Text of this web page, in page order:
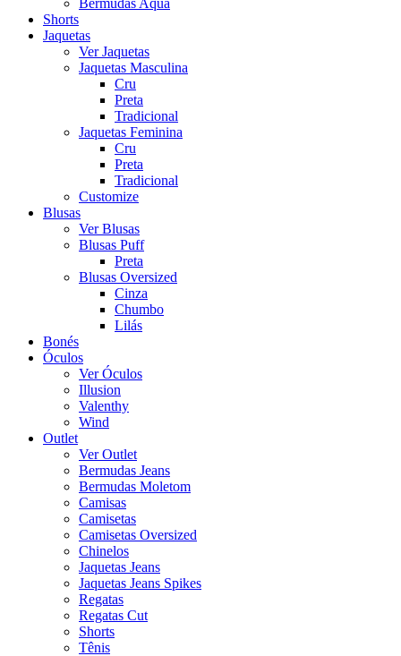
Bermudas Aqua
Shorts
Jaquetas
Ver Jaquetas
Jaquetas Masculina
Cru
Preta
Tradicional
Jaquetas Feminina
Cru
Preta
Tradicional
Customize
Blusas
Ver Blusas
Blusas Puff
Preta
Blusas Oversized
Cinza
Chumbo
Lilás
Bonés
Óculos
Ver Óculos
Illusion
Valenthy
Wind
Outlet
Ver Outlet
Bermudas Jeans
Bermudas Moletom
Camisas
Camisetas
Camisetas Oversized
Chinelos
Jaquetas Jeans
Jaquetas Jeans Spikes
Regatas
Regatas Cut
Shorts
Tênis